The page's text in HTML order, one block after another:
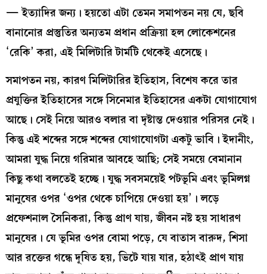
— ইত্যাদির জন্য। হয়তো এটা তেমন সমাপতন নয় যে, ছবি
বানানোর প্রস্তুতির অন্যতম প্রধান প্রক্রিয়া হল লোকেশনের
‘রেকি’ করা, এই মিলিটারি টার্মটি থেকেই এসেছে।
সমাপতন নয়, কারণ মিলিটারির ইতিহাস, বিশেষ করে তার
প্রযুক্তির ইতিহাসের সঙ্গে সিনেমার ইতিহাসের একটা যোগাযোগ
আছে। সেই নিয়ে আরও বলার বা দৃষ্টান্ত দেওয়ার পরিসর নেই।
কিন্তু এই শব্দের সঙ্গে শব্দের যোগাযোগটা একটু ভাবি। ইদানীং,
আমরা যুদ্ধ নিয়ে গরিমার আবহে আছি; সেই সময়ে বেমানান
কিছু কথা বলতেই হচ্ছে। যুদ্ধ সবসময়েই পটভূমি এবং ভূমিলগ্ন
মানুষের ওপর ‘ওপর থেকে চাপিয়ে দেওয়া হয়’। লড়ে
প্রফেশনাল সৈনিকরা, কিন্তু প্রাণ যায়, জীবন নষ্ট হয় সাধারণ
মানুষের। যে ভূমির ওপর বোমা পড়ে, যে বাতাস বারুদ, শিসা
আর রক্তের গন্ধে দূষিত হয়, ভিটে যায় যার, হঠাৎই প্রাণ যায়